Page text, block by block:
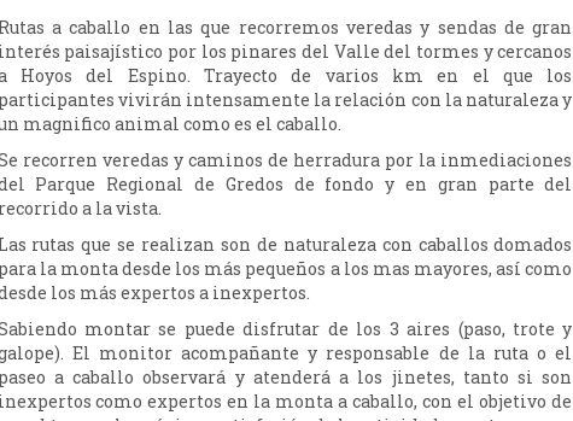
a caballo en las que recorremos veredas y sendas de gran
paisajístico por los pinares del Valle del tormes y cercanos
Hoyos del Espino. Trayecto de varios km en el que los
vivirán intensamente la relación con la naturaleza y
magnifico animal como es el caballo.
recorren veredas y caminos de herradura por la inmediaciones
Parque Regional de Gredos de fondo y en gran parte del
a la vista.
rutas que se realizan son de naturaleza con caballos domados
la monta desde los más pequeños a los mas mayores, así como
los más expertos a inexpertos.
montar se puede disfrutar de los 3 aires (paso, trote y
El monitor acompañante y responsable de la ruta o el
a caballo observará y atenderá a los jinetes, tanto si son
como expertos en la monta a caballo, con el objetivo de